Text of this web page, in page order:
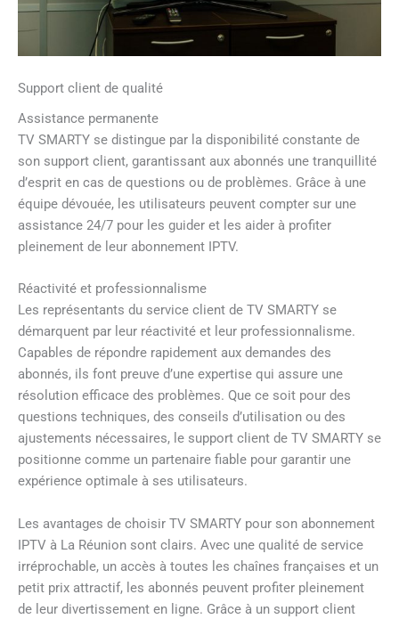
Support client de qualité
Assistance permanente
TV SMARTY se distingue par la disponibilité constante de
son support client, garantissant aux abonnés une tranquillité
d’esprit en cas de questions ou de problèmes. Grâce à une
équipe dévouée, les utilisateurs peuvent compter sur une
assistance 24/7 pour les guider et les aider à profiter
pleinement de leur abonnement IPTV.
Réactivité et professionnalisme
Les représentants du service client de TV SMARTY se
démarquent par leur réactivité et leur professionnalisme.
Capables de répondre rapidement aux demandes des
abonnés, ils font preuve d’une expertise qui assure une
résolution efficace des problèmes. Que ce soit pour des
questions techniques, des conseils d’utilisation ou des
ajustements nécessaires, le support client de TV SMARTY se
positionne comme un partenaire fiable pour garantir une
expérience optimale à ses utilisateurs.
Les avantages de choisir TV SMARTY pour son abonnement
IPTV à La Réunion sont clairs. Avec une qualité de service
irréprochable, un accès à toutes les chaînes françaises et un
petit prix attractif, les abonnés peuvent profiter pleinement
de leur divertissement en ligne. Grâce à un support client